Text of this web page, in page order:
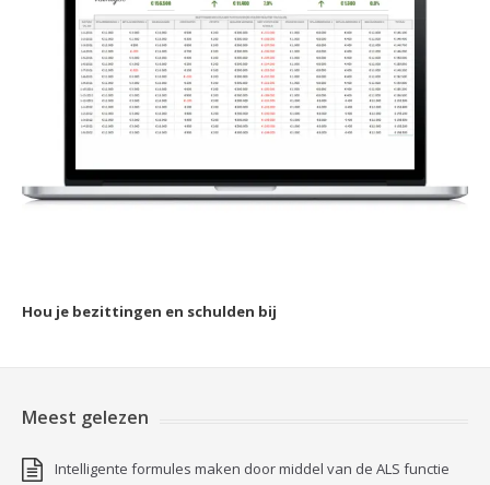
Hou je bezittingen en schulden bij
Meest gelezen
Intelligente formules maken door middel van de ALS functie